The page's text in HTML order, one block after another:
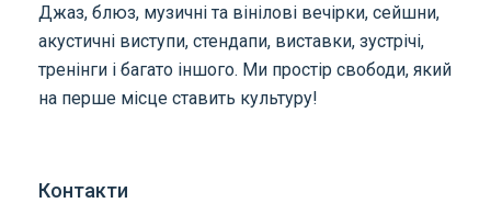
Джаз, блюз, музичні та вінілові вечірки, сейшни,
акустичні виступи, стендапи, виставки, зустрічі,
тренінги і багато іншого. Ми простір свободи, який
на перше місце ставить культуру!
Контакти